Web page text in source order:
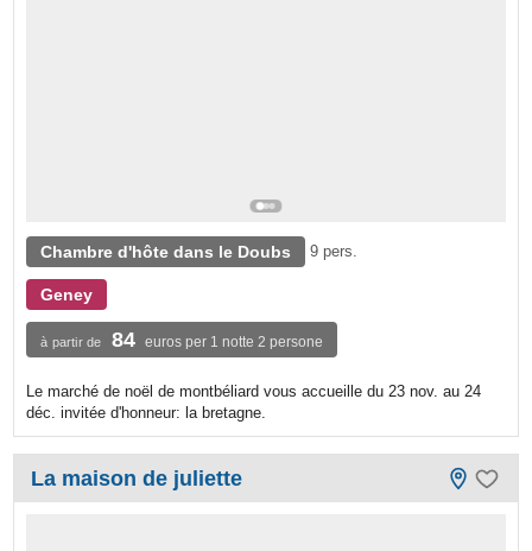
Chambre d'hôte dans le Doubs 9 pers.
Geney
à partir de 84 euros per 1 notte 2 persone
Le marché de noël de montbéliard vous accueille du 23 nov. au 24
déc. invitée d'honneur: la bretagne.
La maison de juliette